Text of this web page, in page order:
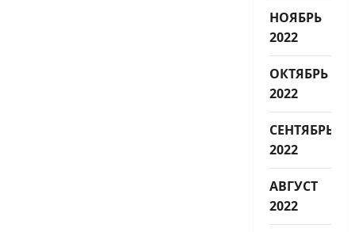
НОЯБРЬ
2022
ОКТЯБРЬ
2022
СЕНТЯБРЬ
2022
АВГУСТ
2022